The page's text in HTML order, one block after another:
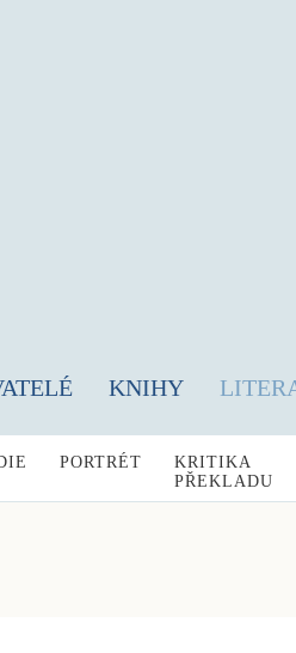
KNIHY
PORTRÉT
KRITIKA
PŘEKLADU